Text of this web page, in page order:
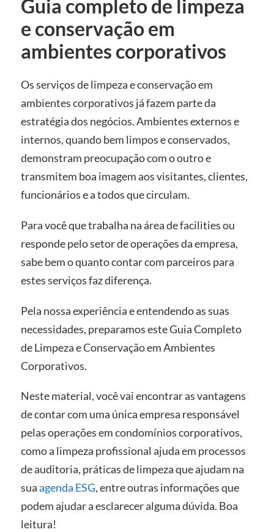
Guia completo de limpeza
e conservação em
ambientes corporativos
Os serviços de limpeza e conservação em
ambientes corporativos já fazem parte da
estratégia dos negócios. Ambientes externos e
internos, quando bem limpos e conservados,
demonstram preocupação com o outro e
transmitem boa imagem aos visitantes, clientes,
funcionários e a todos que circulam.
Para vocêque trabalha na área de facilities ou
responde pelo setor de operações da empresa,
sabe bem o quanto contar com parceiros para
estes serviços faz diferença.
Pela nossa experiência e entendendo as suas
necessidades, preparamos este Guia Completo
de Limpeza e Conservação em Ambientes
Corporativos.
Neste material, você vai encontrar as vantagens
de contar com uma única empresa responsável
pelas operações em condomínios corporativos,
como a limpeza profissional ajuda em processos
de auditoria, práticas de limpeza que ajudam na
suaagenda ESG, entre outras informações que
podem ajudar a esclarecer alguma dúvida. Boa
leitura!